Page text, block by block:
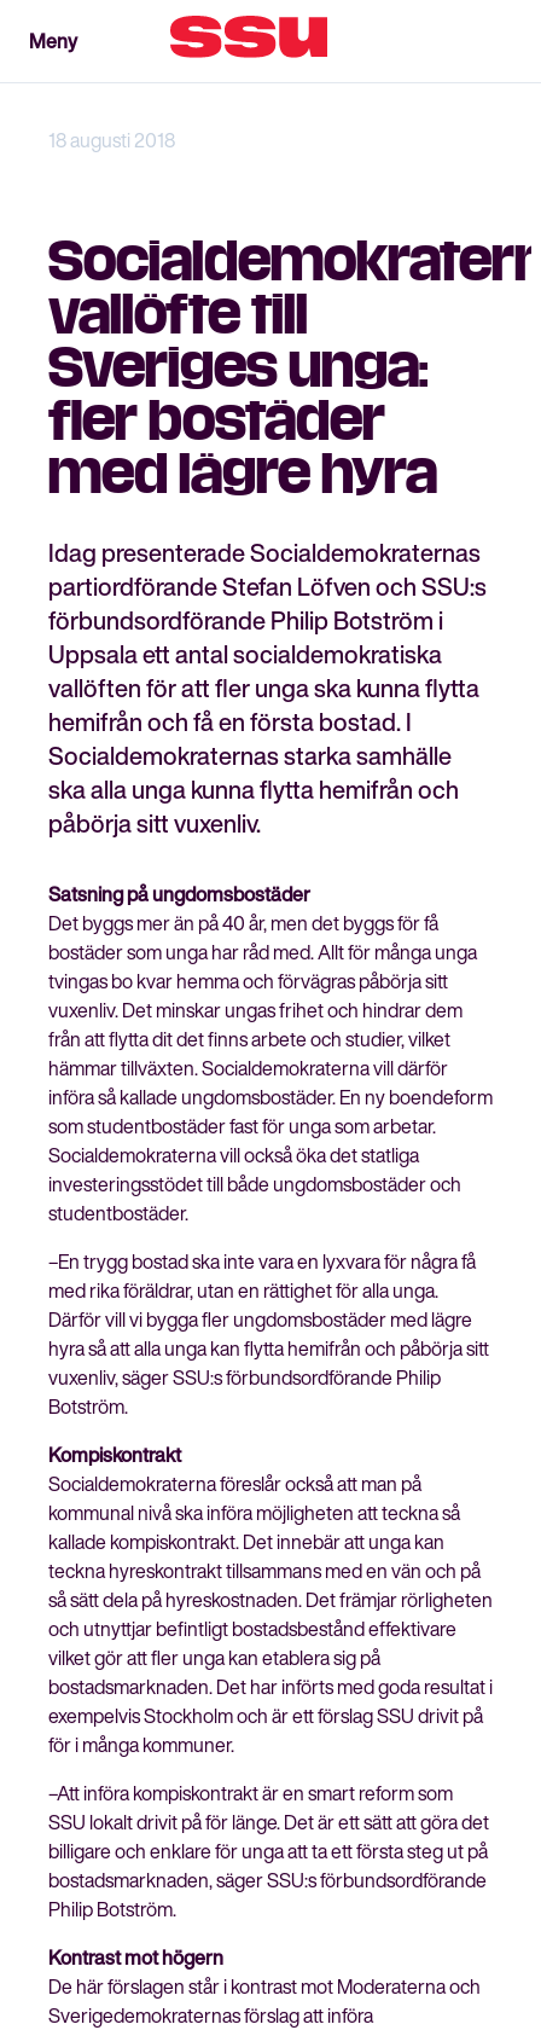
Stäng
Bli medlem
MenyMeny
18 augusti 2018
vallöfte till
Sveriges unga:
fler bostäder
med lägre hyra
Idag presenterade Socialdemokraternas
partiordförande Stefan Löfven och SSU:s
förbundsordförande Philip Botström i
Uppsala ett antal socialdemokratiska
vallöften för att fler unga ska kunna flytta
hemifrån och få en första bostad. I
Socialdemokraternas starka samhälle
ska alla unga kunna flytta hemifrån och
påbörja sitt vuxenliv.
Satsning på ungdomsbostäder
Det byggs mer än på 40 år, men det byggs för få
bostäder som unga har råd med. Allt för många unga
tvingas bo kvar hemma och förvägras påbörja sitt
vuxenliv. Det minskar ungas frihet och hindrar dem
från att flytta dit det finns arbete och studier, vilket
hämmar tillväxten. Socialdemokraterna vill därför
införa så kallade ungdomsbostäder. En ny boendeform
som studentbostäder fast för unga som arbetar.
Socialdemokraterna vill också öka det statliga
investeringsstödet till både ungdomsbostäder och
studentbostäder.
–En trygg bostad ska inte vara en lyxvara för några få
med rika föräldrar, utan en rättighet för alla unga.
Därför vill vi bygga fler ungdomsbostäder med lägre
hyra så att alla unga kan flytta hemifrån och påbörja sitt
vuxenliv, säger SSU:s förbundsordförande Philip
Botström.
Kompiskontrakt
Socialdemokraterna föreslår också att man på
kommunal nivå ska införa möjligheten att teckna så
kallade kompiskontrakt. Det innebär att unga kan
teckna hyreskontrakt tillsammans med en vän och på
så sätt dela på hyreskostnaden. Det främjar rörligheten
och utnyttjar befintligt bostadsbestånd effektivare
vilket gör att fler unga kan etablera sig på
bostadsmarknaden. Det har införts med goda resultat i
exempelvis Stockholm och är ett förslag SSU drivit på
för i många kommuner.
–Att införa kompiskontrakt är en smart reform som
SSU lokalt drivit på för länge. Det är ett sätt att göra det
billigare och enklare för unga att ta ett första steg ut på
bostadsmarknaden, säger SSU:s förbundsordförande
Philip Botström.
Kontrast mot högern
De här förslagen står i kontrast mot Moderaterna och
Sverigedemokraternas förslag att införa